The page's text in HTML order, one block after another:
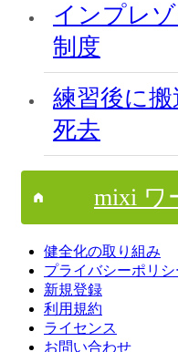
インプレ
制度
練習後に
死去
mixi ワ
健全化の取り組み
プライバシーポリシ
新規登録
利用規約
ライセンス
お問い合わせ